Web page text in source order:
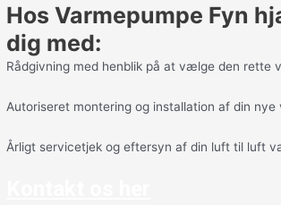
Hos Varmepumpe Fyn
dig med:
Rådgivning med henblik på at vælge den rette
Autoriseret montering og installation af din nye
Årligt servicetjek og eftersyn af din luft til luft